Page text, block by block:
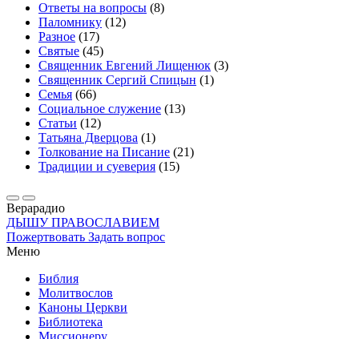
Ответы на вопросы (8)
Паломнику (12)
Разное (17)
Святые (45)
Священник Евгений Лищенюк (3)
Священник Сергий Спицын (1)
Семья (66)
Социальное служение (13)
Статьи (12)
Татьяна Дверцова (1)
Толкование на Писание (21)
Традиции и суеверия (15)
Верарадио
ДЫШУ ПРАВОСЛАВИЕМ
Пожертвовать Задать вопрос
Меню
Библия
Молитвослов
Каноны Церкви
Библиотека
Миссионеру